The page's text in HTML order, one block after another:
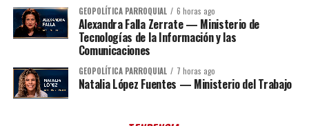
GEOPOLÍTICA PARROQUIAL 6 horas ago
Alexandra Falla Zerrate — Ministerio de
Tecnologías de la Información y las
Comunicaciones
GEOPOLÍTICA PARROQUIAL 7 horas ago
Natalia López Fuentes — Ministerio del Trabajo